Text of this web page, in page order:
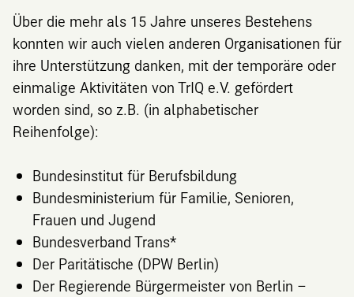
Über die mehr als 15 Jahre unseres Bestehens
konnten wir auch vielen anderen Organisationen für
ihre Unterstützung danken, mit der temporäre oder
einmalige Aktivitäten von TrIQ e.V. gefördert
worden sind, so z.B. (in alphabetischer
Reihenfolge):
Bundesinstitut für Berufsbildung
Bundesministerium für Familie, Senioren,
Frauen und Jugend
Bundesverband Trans*
Der Paritätische (DPW Berlin)
Der Regierende Bürgermeister von Berlin –